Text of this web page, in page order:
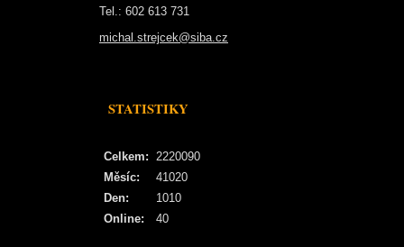
Tel.: 602 613 731
michal.strejcek@siba.cz
STATISTIKY
Online: 40
Celkem: 2220090
Měsíc:
41020
Den:
1010